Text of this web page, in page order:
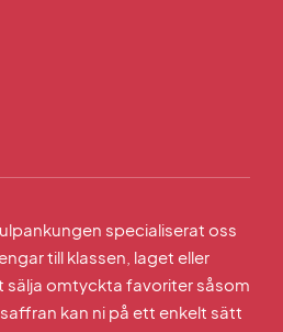
specialiserat oss
till klassen, laget eller
sälja omtyckta favoriter såsom
kan ni på ett enkelt sätt